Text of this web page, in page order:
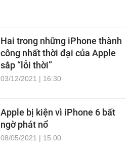
Hai trong những iPhone thành
công nhất thời đại của Apple
sắp “lỗi thời”
03/12/2021 | 16:30
Apple bị kiện vì iPhone 6 bất
ngờ phát nổ
08/05/2021 | 15:00